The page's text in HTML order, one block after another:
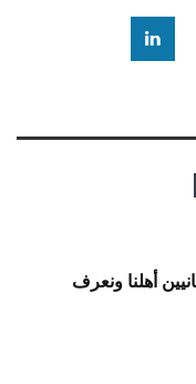
أهلنا ونعرف